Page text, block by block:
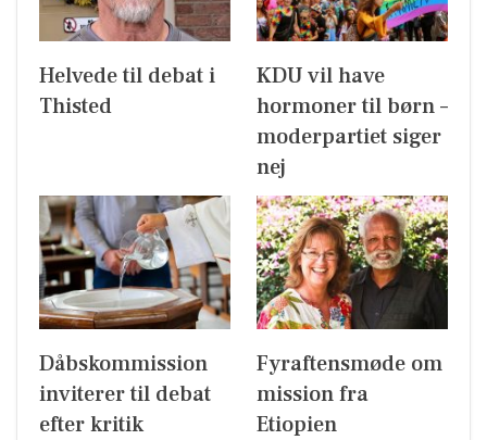
Helvede til debat i
Thisted
KDU vil have
hormoner til børn –
moderpartiet siger
nej
Dåbskommission
inviterer til debat
efter kritik
Fyraftensmøde om
mission fra
Etiopien